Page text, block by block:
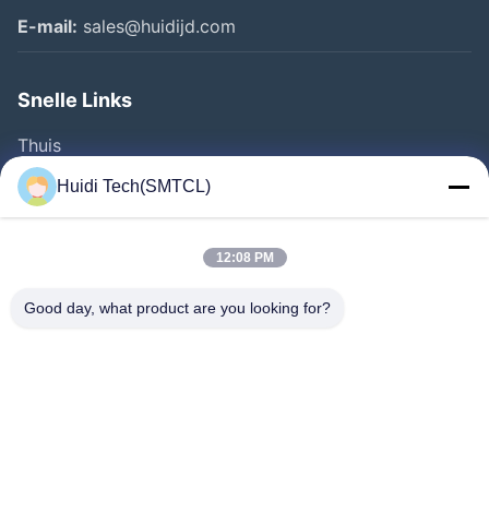
E-mail: sales@huidijd.com
Snelle Links
Thuis
Producten
Videos
Fabrieksreis
Huidi Tech(SMTCL)
12:08 PM
Good day, what product are you looking for?